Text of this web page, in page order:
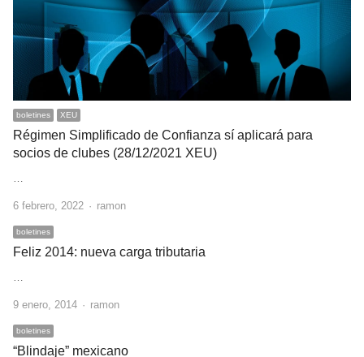
boletines XEU
Régimen Simplificado de Confianza sí aplicará para
socios de clubes (28/12/2021 XEU)
…
6 febrero, 2022 Author
ramon
boletines
Feliz 2014: nueva carga tributaria
…
9 enero, 2014 Author
ramon
boletines
“Blindaje” mexicano